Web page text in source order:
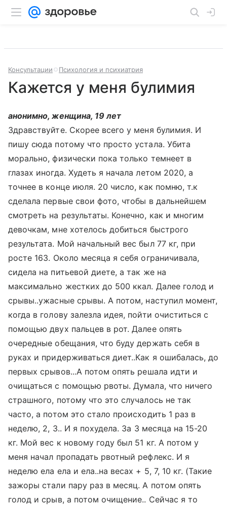
Консультации Психология и психиатрия
Кажется у меня булимия
анонимно, женщина, 19 лет
Здравствуйте. Скорее всего у меня булимия. И
пишу сюда потому что просто устала. Убита
морально, физически пока только темнеет в
глазах иногда. Худеть я начала летом 2020, а
точнее в конце июля. 20 число, как помню, т.к
сделала первые свои фото, чтобы в дальнейшем
смотреть на результаты. Конечно, как и многим
девочкам, мне хотелось добиться быстрого
результата. Мой начальный вес был 77 кг, при
росте 163. Около месяца я себя ограничивала,
сидела на питьевой диете, а так же на
максимально жестких до 500 ккал. Далее голод и
срывы..ужасные срывы. А потом, наступил момент,
когда в голову залезла идея, пойти очиститься с
помощью двух пальцев в рот. Далее опять
очередные обещания, что буду держать себя в
руках и придерживаться диет..Как я ошибалась, до
первых срывов...А потом опять решала идти и
очищаться с помощью рвоты. Думала, что ничего
страшного, потому что это случалось не так
часто, а потом это стало происходить 1 раз в
неделю, 2, 3.. И я похудела. За 3 месяца на 15-20
кг. Мой вес к новому году был 51 кг. А потом у
меня начал пропадать рвотный рефлекс. И я
неделю ела ела и ела..на весах + 5, 7, 10 кг. (Такие
зажоры стали пару раз в месяц. А потом опять
голод и срыв, а потом очищение.. Сейчас я то